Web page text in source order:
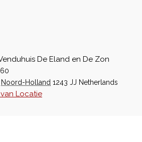
De Eland en De Zon
Noord-Holland 1243 JJ Netherlands
Locatie